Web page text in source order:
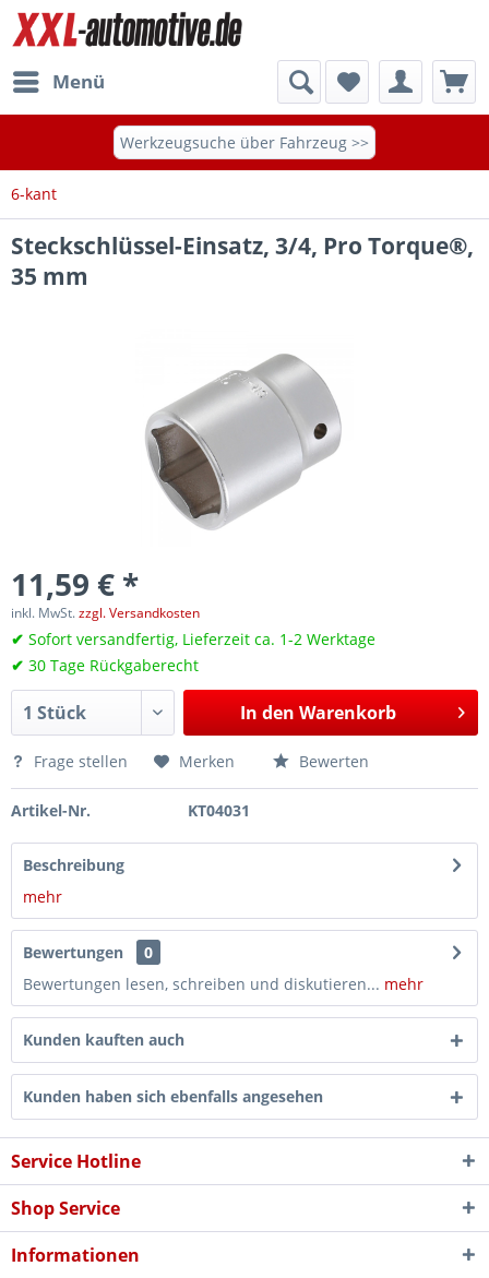
Menü
Werkzeugsuche über Fahrzeug >>
6-kant
Steckschlüssel-Einsatz, 3/4, Pro Torque®,
35 mm
11,59 € *
inkl. MwSt.zzgl. Versandkosten
✔ Sofort versandfertig, Lieferzeit ca. 1-2 Werktage
✔ 30 Tage Rückgaberecht
In den Warenkorb
Frage stellen Merken Bewerten
Artikel-Nr. KT04031
Beschreibung
mehr
Bewertungen
0
Bewertungen lesen, schreiben und diskutieren... mehr
Kunden kauften auch
Kunden haben sich ebenfalls angesehen
Service Hotline
Shop Service
Informationen